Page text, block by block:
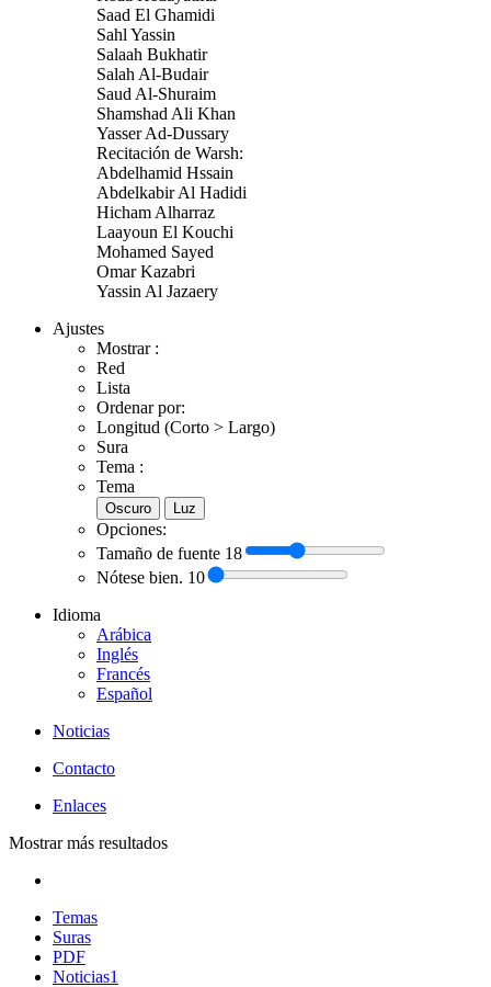
Saad El Ghamidi
Sahl Yassin
Salaah Bukhatir
Salah Al-Budair
Saud Al-Shuraim
Shamshad Ali Khan
Yasser Ad-Dussary
Recitación de Warsh:
Abdelhamid Hssain
Abdelkabir Al Hadidi
Hicham Alharraz
Laayoun El Kouchi
Mohamed Sayed
Omar Kazabri
Yassin Al Jazaery
Ajustes
Mostrar :
Red
Lista
Ordenar por:
Longitud (Corto > Largo)
Sura
Tema :
Tema
Oscuro Luz
Opciones:
Tamaño de fuente 18
Nótese bien. 10
Idioma
Arábica
Inglés
Francés
Español
Noticias
Contacto
Enlaces
Mostrar más resultados
Temas
Suras
PDF
Noticias1